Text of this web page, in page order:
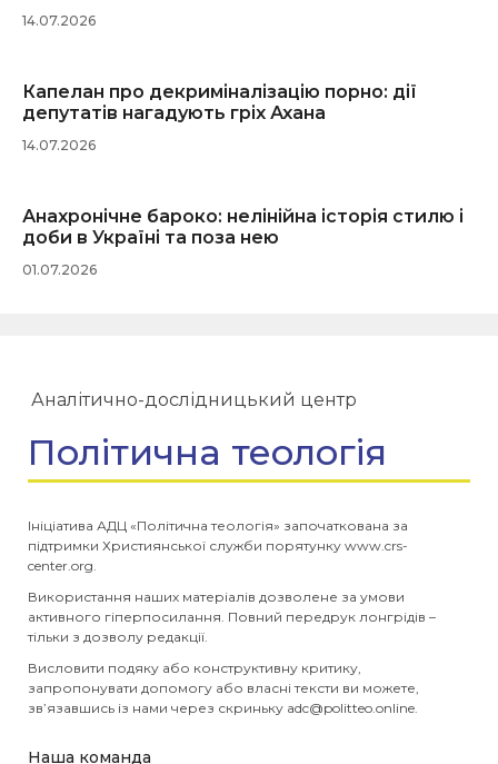
14.07.2026
Капелан про декриміналізацію порно: дії
депутатів нагадують гріх Ахана
14.07.2026
Анахронічне бароко: нелінійна історія стилю і
доби в Україні та поза нею
01.07.2026
Аналітично-дослідницький центр
Політична теологія
Ініціатива АДЦ «Політична теологія» започаткована за
підтримки Християнської служби порятунку www.crs-
center.org.
Використання наших матеріалів дозволене за умови
активного гіперпосилання. Повний передрук лонгрідів –
тільки з дозволу редакції.
Висловити подяку або конструктивну критику,
запропонувати допомогу або власні тексти ви можете,
зв’язавшись із нами через скриньку adc@politteo.online
Наша команда